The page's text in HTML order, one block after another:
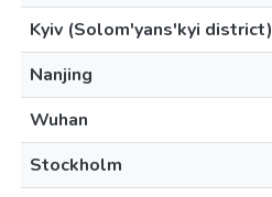
Kyiv (Solom'yans'kyi district)
Nanjing
Wuhan
Stockholm